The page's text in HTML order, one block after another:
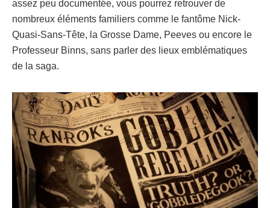
assez peu documentée, vous pourrez retrouver de
nombreux éléments familiers comme le fantôme Nick-
Quasi-Sans-Tête, la Grosse Dame, Peeves ou encore le
Professeur Binns, sans parler des lieux emblématiques
de la saga.